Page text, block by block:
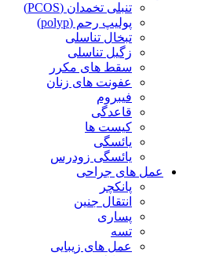
تنبلی تخمدان (PCOS)
پولیپ رحم (polyp)
تبخال تناسلی
زگیل تناسلی
سقط های مکرر
عفونت های زنان
فیبروم
قاعدگی
کیست ها
یائسگی
یائسگی زودرس
عمل های جراحی
پانکچر
انتقال جنین
پساری
تسه
عمل های زیبایی